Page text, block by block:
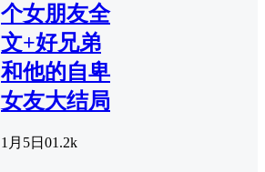
个女朋友全
文+好兄弟
和他的自卑
女友大结局
1月5日 01.2k